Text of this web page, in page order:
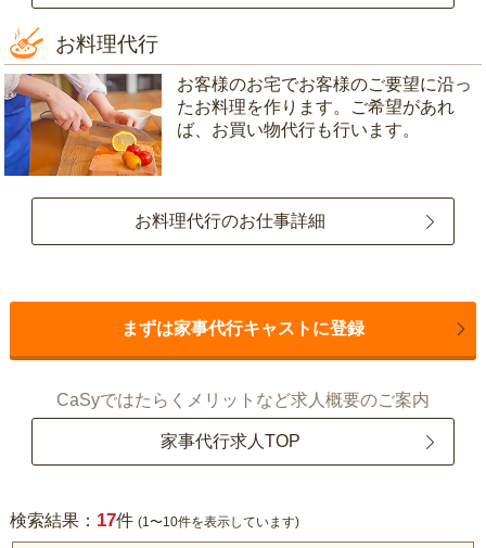
お料理代行
お客様のお宅でお客様のご要望に沿っ
たお料理を作ります。ご希望があれ
ば、お買い物代行も行います。
お料理代行のお仕事詳細
まずは家事代行キャストに登録
CaSyではたらくメリットなど求人概要のご案内
家事代行求人TOP
検索結果： 17件 (1〜10件を表示しています)